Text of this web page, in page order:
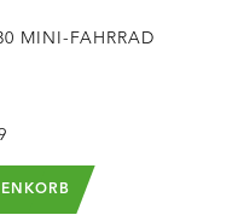
MINI-FAHRRAD